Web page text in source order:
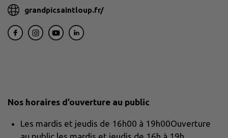
grandpicsaintloup.fr/
Nos horaires d’ouverture au public
Les mardis et jeudis de 16h00 à 19h00Ouverture